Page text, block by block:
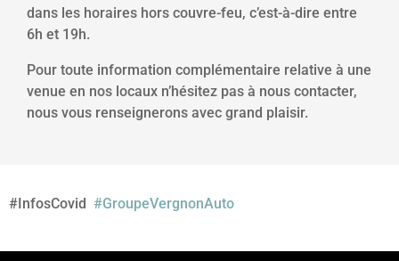
dans les horaires hors couvre-feu, c’est-à-dire entre
6h et 19h.
Pour toute information complémentaire relative à une
venue en nos locaux n’hésitez pas à nous contacter,
nous vous renseignerons avec grand plaisir.
#InfosCovid #GroupeVergnonAuto